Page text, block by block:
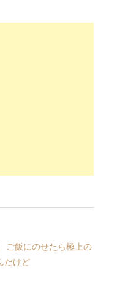
ご飯にのせたら極上の
だけど